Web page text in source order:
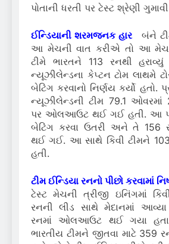
પોતાની ધરતી પર ટેસ્ટ શ્રેણી
ઈન્ડિયાની શરમજનક હાર
બંને
આ મેચની વાત કરીએ તો આ
ટીમે ભારતને 113 રનથી
ન્યૂઝીલેન્ડના કેપ્ટન ટોમ લાથમે
બેટિંગ કરવાનો નિર્ણય કર્યો હતો.
ન્યૂઝીલેન્ડની ટીમ 79.1 ઓવરમાં
પર ઓલઆઉટ થઈ ગઈ હતી. આ
બેટિંગ કરવા ઉતરી અને તે
થઈ ગઈ. આ સાથે કિવી ટીમને
હતી.
ટીમ ઈન્ડિયા રનનો પીછો કરવામાં
ટેસ્ટ મેચની ત્રીજી ઇનિંગમાં
રનની લીડ સાથે મેદાનમાં
રનમાં ઓલઆઉટ થઈ ગયા
ભારતીય ટીમને જીતવા માટે 359